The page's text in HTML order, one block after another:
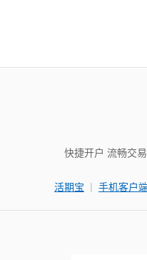
快捷开户 流畅交易
活期宝 | 手机客户